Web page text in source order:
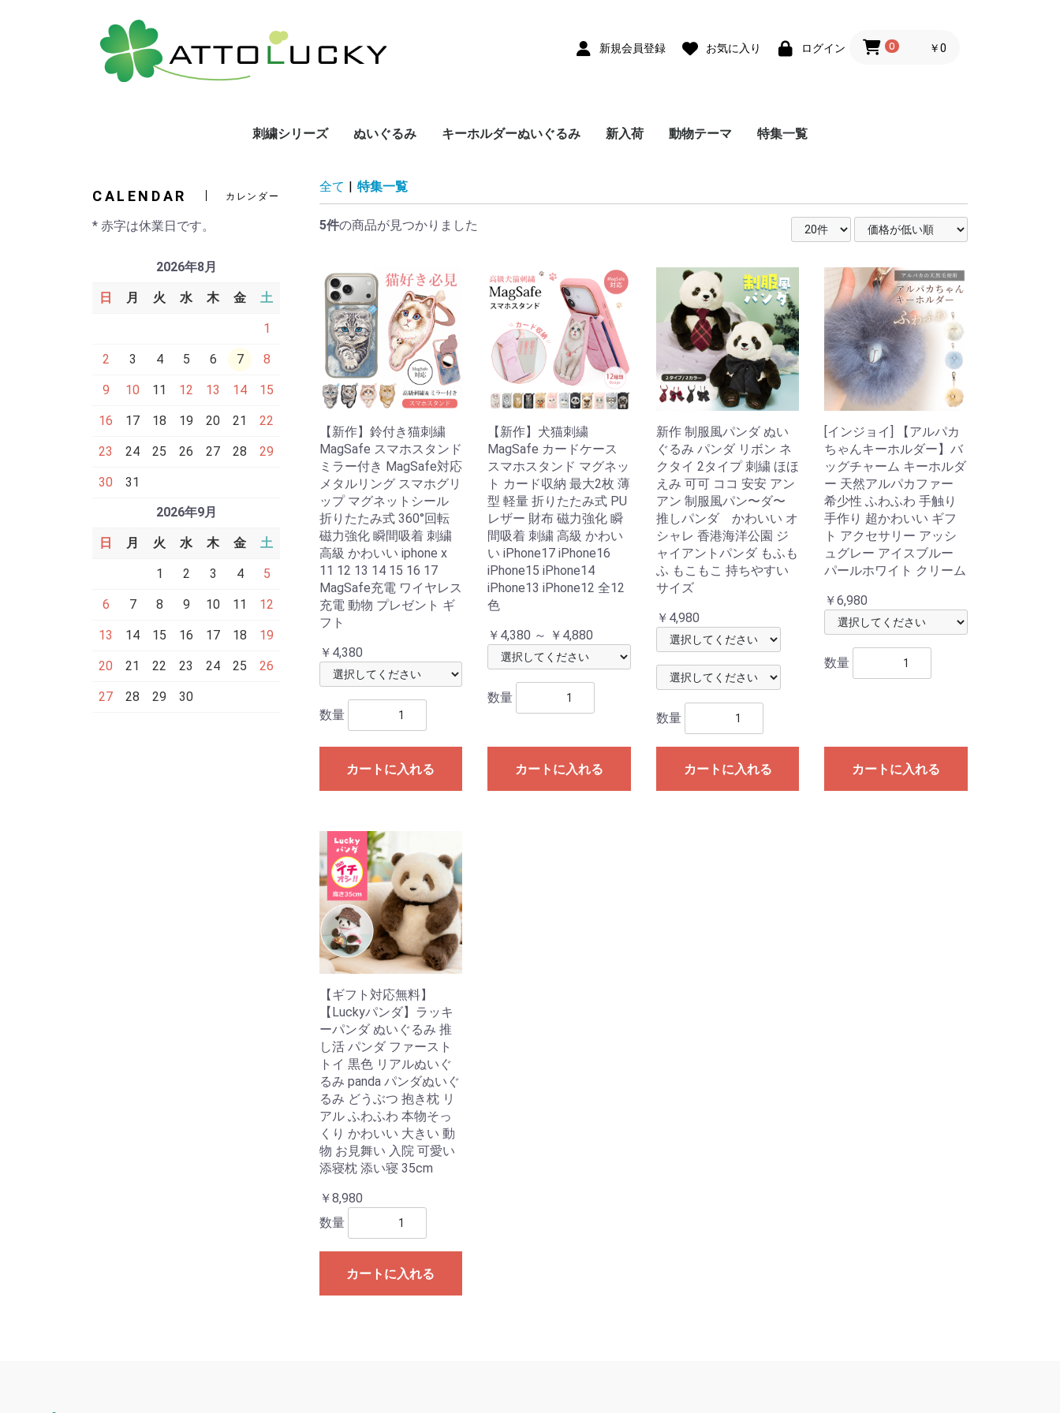
新規会員登録 お気に入り ログイン 0 ￥0
刺繍シリーズ ぬいぐるみ キーホルダーぬいぐるみ 新入荷 動物テーマ 特集一覧
CALENDAR カレンダー
* 赤字は休業日です。
2026年8月
日 月 火 水 木 金 土
1
2 3 4 5 6 7 8
9 10 11 12 13 14 15
16 17 18 19 20 21 22
23 24 25 26 27 28 29
30
31
2026年9月
日 月 火 水 木 金 土
1 2 3 4 5
6 7 8 9 10 11 12
13 14 15 16 17 18 19
20 21 22 23 24 25 26
27 28 29 30
全て | 特集一覧
5件の商品が見つかりました
【新作】鈴付き猫刺繍
MagSafe スマホスタンド
ミラー付き MagSafe対応
メタルリング スマホグリ
ップ マグネットシール
折りたたみ式 360°回転
磁力強化 瞬間吸着 刺繍
高級 かわいい iphone x
11 12 13 14 15 16 17
MagSafe充電 ワイヤレス
充電 動物 プレゼント ギ
フト
￥4,380
数量
カートに入れる
【新作】犬猫刺繍
MagSafe カードケース
スマホスタンド マグネッ
ト カード収納 最大2枚 薄
型 軽量 折りたたみ式 PU
レザー 財布 磁力強化 瞬
間吸着 刺繍 高級 かわい
い iPhone17 iPhone16
iPhone15 iPhone14
iPhone13 iPhone12 全12
色
￥4,380 ～ ￥4,880
数量
カートに入れる
新作 制服風パンダ ぬい
ぐるみ パンダ リボン ネ
クタイ 2タイプ 刺繍 ほほ
えみ 可可 ココ 安安 アン
アン 制服風パン〜ダ〜
推しパンダ かわいい オ
シャレ 香港海洋公園 ジ
ャイアントパンダ もふも
ふ もこもこ 持ちやすい
サイズ
￥4,980
数量
カートに入れる
[インジョイ] 【アルパカ
ちゃんキーホルダー】バ
ッグチャーム キーホルダ
ー 天然アルパカファー
希少性 ふわふわ 手触り
手作り 超かわいい ギフ
ト アクセサリー アッシ
ュグレー アイスブルー
パールホワイト クリーム
￥6,980
数量
カートに入れる
【ギフト対応無料】
【Luckyパンダ】ラッキ
ーパンダ ぬいぐるみ 推
し活 パンダ ファースト
トイ 黒色 リアルぬいぐ
るみ panda パンダぬいぐ
るみ どうぶつ 抱き枕 リ
アル ふわふわ 本物そっ
くり かわいい 大きい 動
物 お見舞い 入院 可愛い
添寝枕 添い寝 35cm
￥8,980
数量
カートに入れる